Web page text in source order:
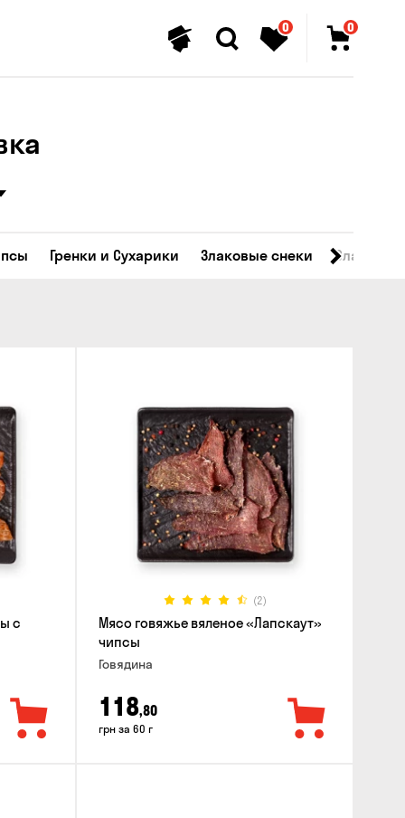
0 0
Гренки и Сухарики Злаковые снеки Сладости
с
(2)
Мясо говяжье вяленое «Лапскаут»
чипсы
Говядина
118,80
грн за 60 г